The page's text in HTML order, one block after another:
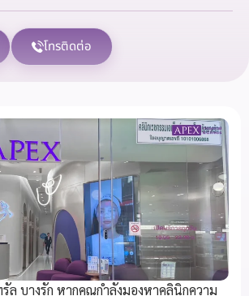
โทรติดต่อ
รัล บางรัก หากคุณกำลังมองหาคลินิกความ